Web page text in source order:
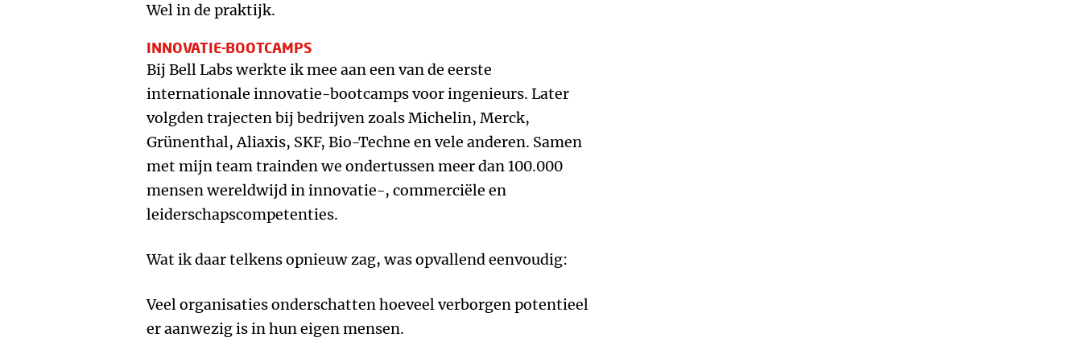
Wel in de praktijk.
INNOVATIE-BOOTCAMPS
Bij Bell Labs werkte ik mee aan een van de eerste
internationale innovatie-bootcamps voor ingenieurs. Later
volgden trajecten bij bedrijven zoals Michelin, Merck,
Grünenthal, Aliaxis, SKF, Bio-Techne en vele anderen. Samen
met mijn team trainden we ondertussen meer dan 100.000
mensen wereldwijd in innovatie-, commerciële en
leiderschapscompetenties.
Wat ik daar telkens opnieuw zag, was opvallend eenvoudig:
Veel organisaties onderschatten hoeveel verborgen potentieel
er aanwezig is in hun eigen mensen.